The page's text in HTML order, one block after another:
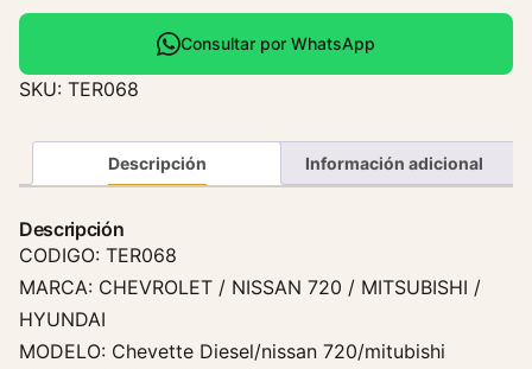
r
o
s
t
H
y
u
n
d
Consultar por WhatsApp
SKU: TER068
Descripción Información adicional
Descripción
CODIGO: TER068
MARCA: CHEVROLET / NISSAN 720 / MITSUBISHI /
HYUNDAI
MODELO: Chevette Diesel/nissan 720/mitubishi